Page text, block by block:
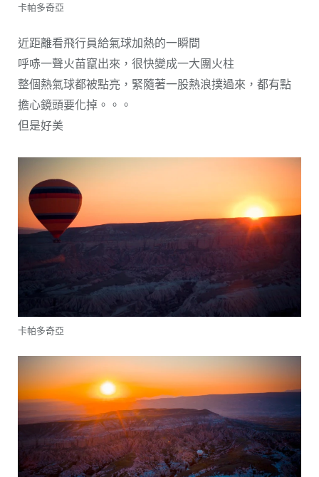
卡帕多奇亞
近距離看飛行員給氣球加熱的一瞬間
呼哧一聲火苗竄出來，很快變成一大團火柱
整個熱氣球都被點亮，緊隨著一股熱浪撲過來，都有點
擔心鏡頭要化掉。。。
但是好美
卡帕多奇亞